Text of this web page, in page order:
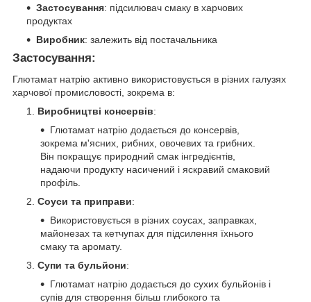
Застосування: підсилювач смаку в харчових
продуктах
Виробник: залежить від постачальника
Застосування:
Глютамат натрію активно використовується в різних галузях
харчової промисловості, зокрема в:
Виробництві консервів:
Глютамат натрію додається до консервів,
зокрема м'ясних, рибних, овочевих та грибних.
Він покращує природний смак інгредієнтів,
надаючи продукту насичений і яскравий смаковий
профіль.
Соуси та приправи:
Використовується в різних соусах, заправках,
майонезах та кетчупах для підсилення їхнього
смаку та аромату.
Супи та бульйони:
Глютамат натрію додається до сухих бульйонів і
супів для створення більш глибокого та